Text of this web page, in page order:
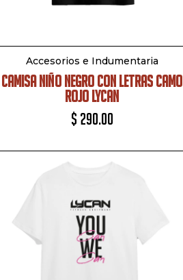
Accesorios e Indumentaria
CAMISA NIÑO NEGRO CON LETRAS CAMO
ROJO LYCAN
$ 290.00